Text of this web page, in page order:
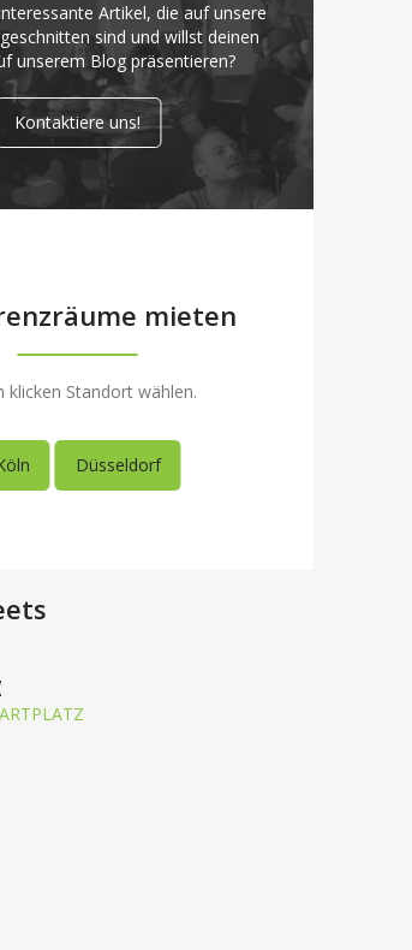
Artikel, die auf unsere
sind und willst deinen
unserem Blog präsentieren?
Kontaktiere uns!
mieten
klicken Standort wählen.
Düsseldorf